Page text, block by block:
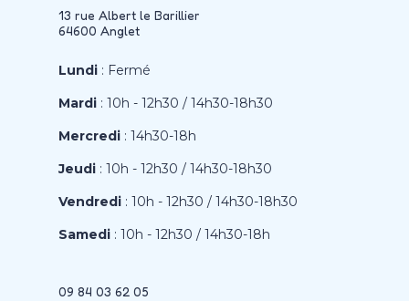
13 rue Albert le Barillier
64600 Anglet
Lundi : Fermé
Mardi : 10h - 12h30 / 14h30-18h30
Mercredi : 14h30-18h
Jeudi : 10h - 12h30 / 14h30-18h30
Vendredi : 10h - 12h30 / 14h30-18h30
Samedi : 10h - 12h30 / 14h30-18h
09 84 03 62 05